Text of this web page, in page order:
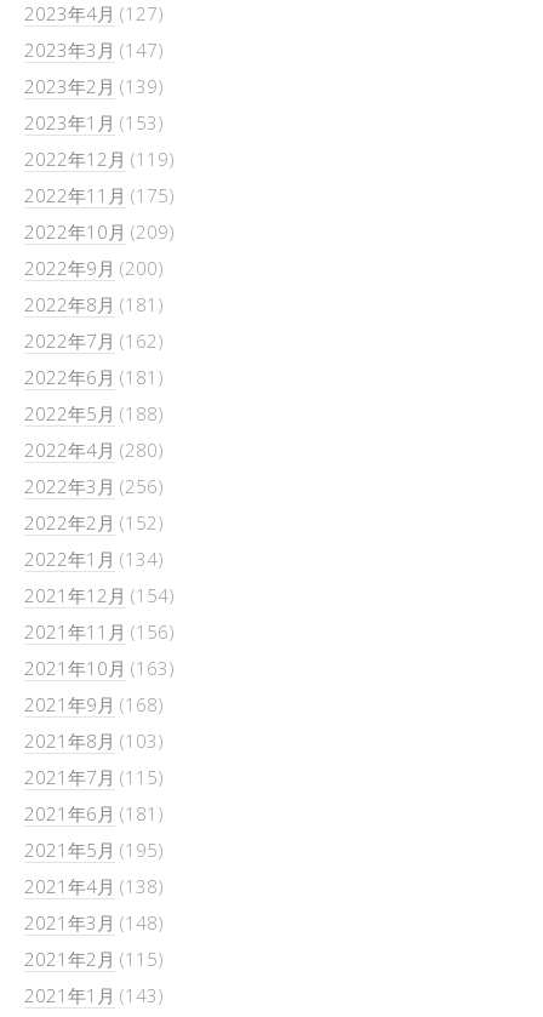
2023年4月 (127)
2023年3月 (147)
2023年2月 (139)
2023年1月 (153)
2022年12月 (119)
2022年11月 (175)
2022年10月 (209)
2022年9月 (200)
2022年8月 (181)
2022年7月 (162)
2022年6月 (181)
2022年5月 (188)
2022年4月 (280)
2022年3月 (256)
2022年2月 (152)
2022年1月 (134)
2021年12月 (154)
2021年11月 (156)
2021年10月 (163)
2021年9月 (168)
2021年8月 (103)
2021年7月 (115)
2021年6月 (181)
2021年5月 (195)
2021年4月 (138)
2021年3月 (148)
2021年2月 (115)
2021年1月 (143)